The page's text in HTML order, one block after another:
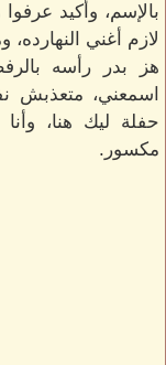
بالإسم، وأكيد
لازم أغني
هز بدر رأسه
اسمعني، متعذبش
حفلة ليك هنا،
مكسور.